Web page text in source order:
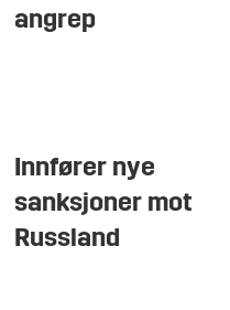
angrep
Innfører nye
sanksjoner mot
Russland